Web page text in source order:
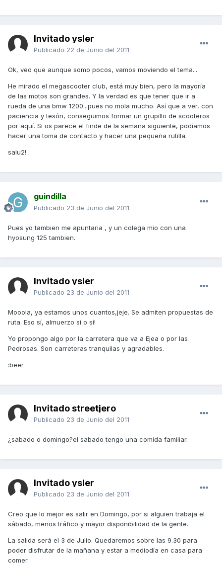
Invitado ysler
Publicado 22 de Junio del 2011
Ok, veo que aunque somo pocos, vamos moviendo el tema...
He mirado el megascooter club, está muy bien, pero la mayoría
de las motos son grandes. Y la verdad es que tener que ir a
rueda de una bmw 1200...pues no mola mucho. Así que a ver, con
paciencia y tesón, conseguimos formar un grupillo de scooteros
por aquí. Si os parece el finde de la semana siguiente, podíamos
hacer una toma de contacto y hacer una pequeña rutilla.
salu2!
guindilla
Publicado 23 de Junio del 2011
Pues yo tambien me apuntaria , y un colega mio con una
hyosung 125 tambien.
Invitado ysler
Publicado 23 de Junio del 2011
Mooola, ya estamos unos cuantos,jeje. Se admiten propuestas de
ruta. Eso sí, almuerzo si o sí!
Yo propongo algo por la carretera que va a Ejea o por las
Pedrosas. Son carreteras tranquilas y agradables.
:beer
Invitado streetjero
Publicado 23 de Junio del 2011
¿sabado o domingo?el sabado tengo una comida familiar.
Invitado ysler
Publicado 23 de Junio del 2011
Creo que lo mejor es salir en Domingo, por si alguien trabaja el
sábado, menos tráfico y mayor disponibilidad de la gente.
La salida será el 3 de Julio. Quedaremos sobre las 9.30 para
poder disfrutar de la mañana y estar a mediodía en casa para
comer.